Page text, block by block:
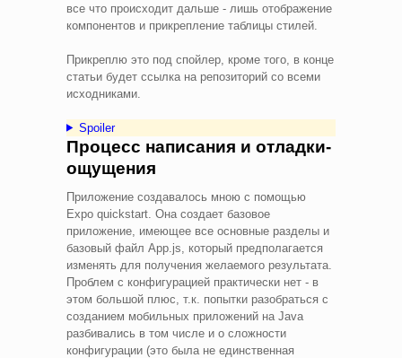
все что происходит дальше - лишь отображение
компонентов и прикрепление таблицы стилей.
Прикреплю это под спойлер, кроме того, в конце
статьи будет ссылка на репозиторий со всеми
исходниками.
Spoiler
Процесс написания и отладки-
ощущения
Приложение создавалось мною с помощью
Expo quickstart. Она создает базовое
приложение, имеющее все основные разделы и
базовый файл App.js, который предполагается
изменять для получения желаемого результата.
Проблем с конфигурацией практически нет - в
этом большой плюс, т.к. попытки разобраться с
созданием мобильных приложений на Java
разбивались в том числе и о сложности
конфигурации (это была не единственная